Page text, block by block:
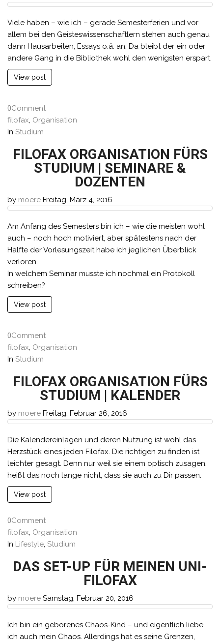
Viele haben – wie ich – gerade Semesterferien und vor
allem bei den Geisteswissenschaftlern stehen auch genau
dann Hausarbeiten, Essays o.ä. an. Da bleibt der ein oder
andere Gang in die Bibliothek wohl den wenigsten erspart.
View post
0Comment
filofax, Organisation
In Studium
FILOFAX ORGANISATION FÜRS
STUDIUM | SEMINARE &
DOZENTEN
by moere Freitag, März 4, 2016
Am Anfang des Semesters bin ich – wie die meisten wohl
auch – noch hoch motiviert, aber spätestens nach der
Hälfte der Vorlesungszeit habe ich jeglichen Überblick
verloren.
In welchem Seminar musste ich nochmal ein Protokoll
schreiben?
View post
0Comment
filofax, Organisation
In Studium
FILOFAX ORGANISATION FÜRS
STUDIUM | KALENDER
by moere Freitag, Februar 26, 2016
Die Kalendereinlagen und deren Nutzung ist wohl das
Herzstück eines jeden Filofax. Die richtigen zu finden ist
leichter gesagt. Denn nur weil sie einem optisch zusagen,
heißt das noch lange nicht, dass sie auch zu Dir passen.
View post
0Comment
filofax, Organisation
In Lifestyle, Studium
DAS SET-UP FÜR MEINEN UNI-
FILOFAX
by moere Samstag, Februar 20, 2016
Ich bin ein geborenes Chaos-Kind – und eigentlich liebe
ich auch mein Chaos. Allerdings hat es seine Grenzen,